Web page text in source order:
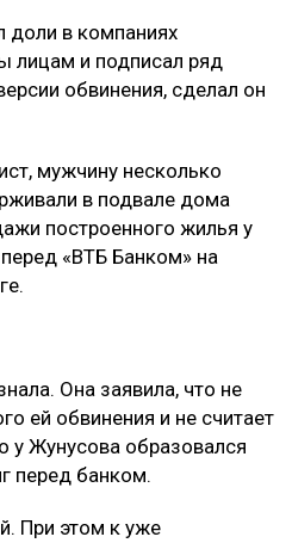
доли в компаниях
лицам и подписал ряд
обвинения, сделал он
мужчину несколько
в подвале дома
построенного жилья у
«ВТБ Банком» на
Она заявила, что не
ей обвинения и не считает
у Жунусова образовался
перед банком.
При этом к уже